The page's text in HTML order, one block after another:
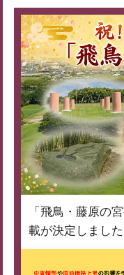
「飛鳥・藤原の
載が決定しました